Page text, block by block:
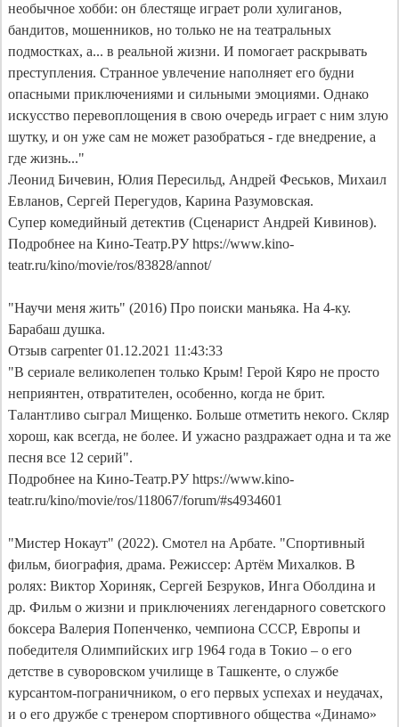
необычное хобби: он блестяще играет роли хулиганов,
бандитов, мошенников, но только не на театральных
подмостках, а... в реальной жизни. И помогает раскрывать
преступления. Странное увлечение наполняет его будни
опасными приключениями и сильными эмоциями. Однако
искусство перевоплощения в свою очередь играет с ним злую
шутку, и он уже сам не может разобраться - где внедрение, а
где жизнь..."
Леонид Бичевин, Юлия Пересильд, Андрей Феськов, Михаил
Евланов, Сергей Перегудов, Карина Разумовская.
Супер комедийный детектив (Сценарист Андрей Кивинов).
Подробнее на Кино-Театр.РУ https://www.kino-
teatr.ru/kino/movie/ros/83828/annot/
"Научи меня жить" (2016) Про поиски маньяка. На 4-ку.
Барабаш душка.
Отзыв carpenter 01.12.2021 11:43:33
"В сериале великолепен только Крым! Герой Кяро не просто
неприянтен, отвратителен, особенно, когда не брит.
Талантливо сыграл Мищенко. Больше отметить некого. Скляр
хорош, как всегда, не более. И ужасно раздражает одна и та же
песня все 12 серий".
Подробнее на Кино-Театр.РУ https://www.kino-
teatr.ru/kino/movie/ros/118067/forum/#s4934601
"Мистер Нокаут" (2022). Смотел на Арбате. "Спортивный
фильм, биография, драма. Режиссер: Артём Михалков. В
ролях: Виктор Хориняк, Сергей Безруков, Инга Оболдина и
др. Фильм о жизни и приключениях легендарного советского
боксера Валерия Попенченко, чемпиона СССР, Европы и
победителя Олимпийских игр 1964 года в Токио – о его
детстве в суворовском училище в Ташкенте, о службе
курсантом-пограничником, о его первых успехах и неудачах,
и о его дружбе с тренером спортивного общества «Динамо»